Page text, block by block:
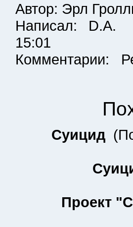
Автор: Эрл
Написал: D.A.
15:01
Комментарии:
Суицид (
Проект